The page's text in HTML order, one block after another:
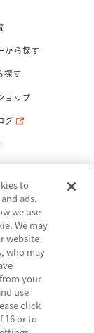
から探す
探す
ョップ
グ
護方針
to
ads.
we use
We may
website
who may
your
use
click
16 or to